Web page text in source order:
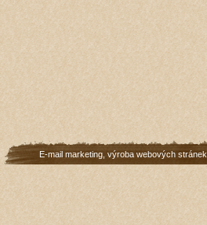
E-mail marketing výroba webových stránek